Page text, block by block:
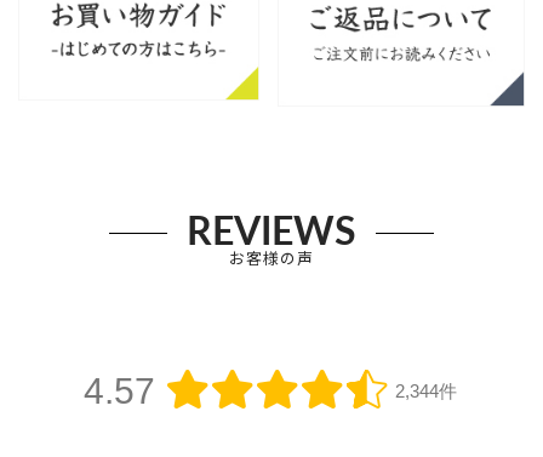
REVIEWS
お客様の声
4.57 2,344件